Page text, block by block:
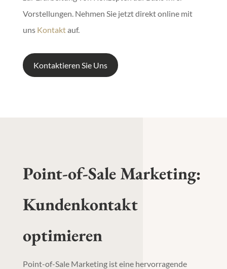
Vorstellungen. Nehmen Sie jetzt direkt online mit
uns Kontaktauf.
Kontaktieren Sie Uns
Point-of-Sale Marketing:
Kundenkontakt
optimieren
Point-of-Sale Marketingist eine hervorragende